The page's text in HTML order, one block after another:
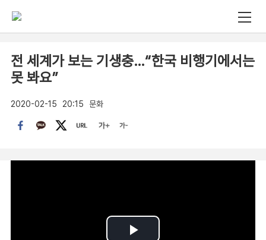
전 세계가 보는 기생충…“한국 비행기에서는
못 봐요”
2020-02-15 20:15 문화